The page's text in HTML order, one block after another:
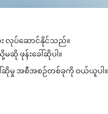
း လုပ်ဆောင်နိုင်သည်။
ဆို ဖုန်းခေါ်ဆိုပါ။
ါ်ဆိုမှု အစီအစဉ်တစ်ခုကို ဝယ်ယူပါ။